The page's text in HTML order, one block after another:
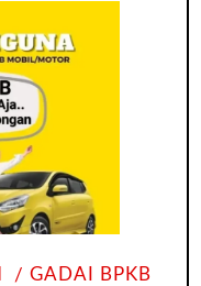
GADAI BPKB